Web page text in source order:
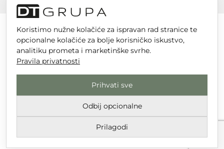
DT GRUPA d.o.o. za trgovinu i usluge
Upisano u trgovački sud u Varaždinu
OIB: 10767324500
Temeljni kapital društva je 2.654,46 € uplaćen u cijelosti
Koristimo nužne kolačiće za ispravan rad stranice te
opcionalne kolačiće za bolje korisničko iskustvo,
analitiku prometa i marketinške svrhe.
Pravila privatnosti
Prihvati sve
Odbij opcionalne
Prilagodi